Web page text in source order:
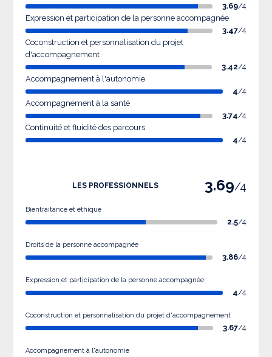
3.69/4
Expression et participation de la personne accompagnée
3.47/4
Coconstruction et personnalisation du projet
d'accompagnement
3.42/4
Accompagnement à l'autonomie
4/4
Accompagnement à la santé
3.74/4
Continuité et fluidité des parcours
4/4
LES PROFESSIONNELS 3.69/4
Bientraitance et éthique
2.5/4
Droits de la personne accompagnée
3.86/4
Expression et participation de la personne accompagnée
4/4
Coconstruction et personnalisation du projet d'accompagnement
3.67/4
Accompagnement à l'autonomie